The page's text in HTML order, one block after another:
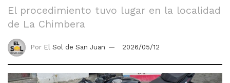
El procedimiento tuvo lugar en la localidad
de La Chimbera
Por El Sol de San Juan 2026/05/12